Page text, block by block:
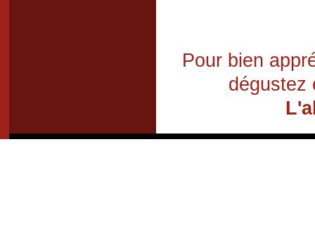
Pour bien
dégustez